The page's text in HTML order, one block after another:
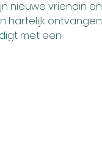
nieuwe vriendin en
hartelijk ontvangen
met een